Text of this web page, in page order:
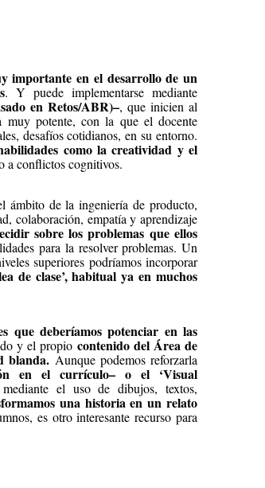
importante en el desarrollo de un
. Y puede implementarse mediante
en Retos/ABR)–, que inicien al
muy potente, con la que el docente
desafíos cotidianos, en su entorno.
como la creatividad y el
a conflictos cognitivos.
ámbito de la ingeniería de producto,
colaboración, empatía y aprendizaje
sobre los problemas que ellos
para la resolver problemas. Un
superiores podríamos incorporar
de clase’, habitual ya en muchos
que deberíamos potenciar en las
y el propio contenido del Área de
blanda. Aunque podemos reforzarla
en el currículo– o el ‘Visual
el uso de dibujos, textos,
una historia en un relato
es otro interesante recurso para